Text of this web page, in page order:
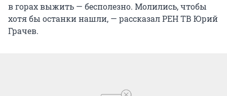
в горах выжить — бесполезно. Молились, чтобы
хотя бы останки нашли, — рассказал РЕН ТВ Юрий
Грачев.